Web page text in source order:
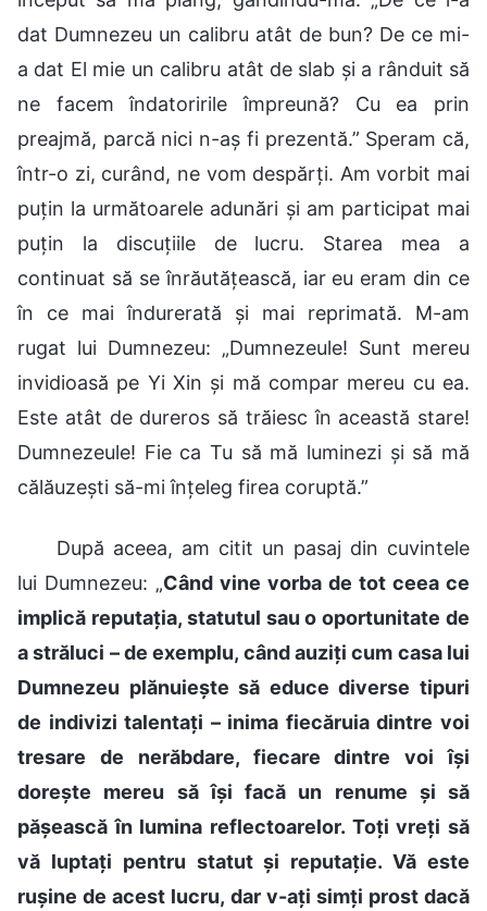
dat Dumnezeu un calibru atât de bun? De ce mi-
a dat El mie un calibru atât de slab și a rânduit să
ne facem îndatoririle împreună? Cu ea prin
preajmă, parcă nici n-aș fi prezentă.” Speram că,
într-o zi, curând, ne vom despărți. Am vorbit mai
puțin la următoarele adunări și am participat mai
puțin la discuțiile de lucru. Starea mea a
continuat să se înrăutățească, iar eu eram din ce
în ce mai îndurerată și mai reprimată. M-am
rugat lui Dumnezeu: „Dumnezeule! Sunt mereu
invidioasă pe Yi Xin și mă compar mereu cu ea.
Este atât de dureros să trăiesc în această stare!
Dumnezeule! Fie ca Tu să mă luminezi și să mă
călăuzești să-mi înțeleg firea coruptă.”
După aceea, am citit un pasaj din cuvintele
lui Dumnezeu: „Când vine vorba de tot ceea ce
implică reputația, statutul sau o oportunitate de
a străluci – de exemplu, când auziți cum casa lui
Dumnezeu plănuiește să educe diverse tipuri
de indivizi talentați – inima fiecăruia dintre voi
tresare de nerăbdare, fiecare dintre voi își
dorește mereu să își facă un renume și să
pășească în lumina reflectoarelor. Toți vreți să
vă luptați pentru statut și reputație. Vă este
rușine de acest lucru, dar v-ați simți prost dacă